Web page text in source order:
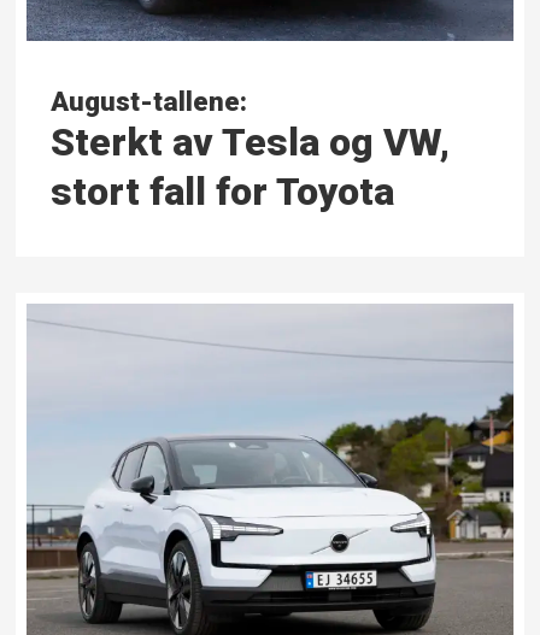
August-tallene:
Sterkt av Tesla og VW,
stort fall for Toyota